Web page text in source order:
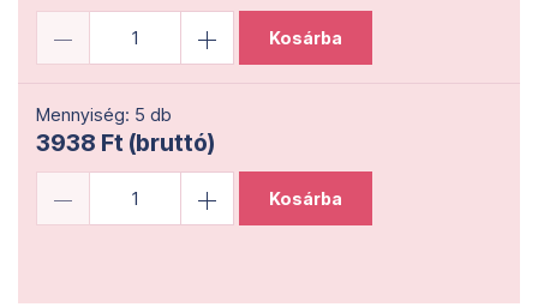
Kosárba
Mennyiség: 5 db
3938 Ft (bruttó)
Kosárba